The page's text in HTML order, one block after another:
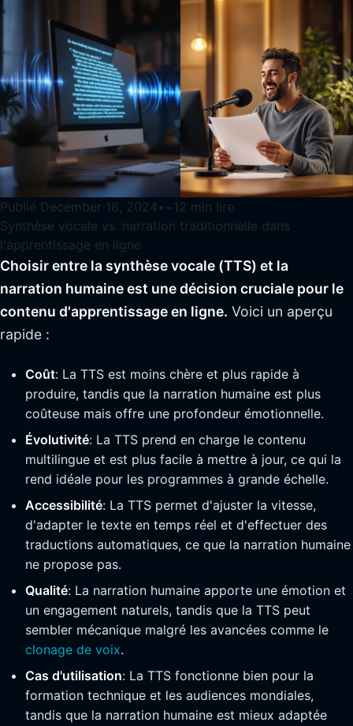
Publié December 18, 2024 • ~12 min lire
Synthèse vocale vs. narration traditionnelle dans
l'apprentissage en ligne
Choisir entre la synthèse vocale (TTS) et la
narration humaine est une décision cruciale pour le
contenu d'apprentissage en ligne. Voici un aperçu
rapide :
Coût: La TTS est moins chère et plus rapide à
produire, tandis que la narration humaine est plus
coûteuse mais offre une profondeur émotionnelle.
Évolutivité: La TTS prend en charge le contenu
multilingue et est plus facile à mettre à jour, ce qui la
rend idéale pour les programmes à grande échelle.
Accessibilité: La TTS permet d'ajuster la vitesse,
d'adapter le texte en temps réel et d'effectuer des
traductions automatiques, ce que la narration humaine
ne propose pas.
Qualité: La narration humaine apporte une émotion et
un engagement naturels, tandis que la TTS peut
sembler mécanique malgré les avancées comme le
clonage de voix.
Cas d'utilisation: La TTS fonctionne bien pour la
formation technique et les audiences mondiales,
tandis que la narration humaine est mieux adaptée